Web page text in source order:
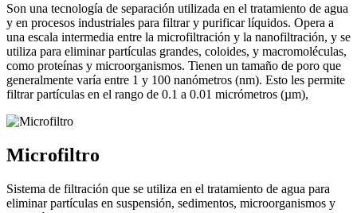
Son una tecnología de separación utilizada en el tratamiento de agua
y en procesos industriales para filtrar y purificar líquidos. Opera a
una escala intermedia entre la microfiltración y la nanofiltración, y se
utiliza para eliminar partículas grandes, coloides, y macromoléculas,
como proteínas y microorganismos. Tienen un tamaño de poro que
generalmente varía entre 1 y 100 nanómetros (nm). Esto les permite
filtrar partículas en el rango de 0.1 a 0.01 micrómetros (µm),
Microfiltro
Sistema de filtración que se utiliza en el tratamiento de agua para
eliminar partículas en suspensión, sedimentos, microorganismos y